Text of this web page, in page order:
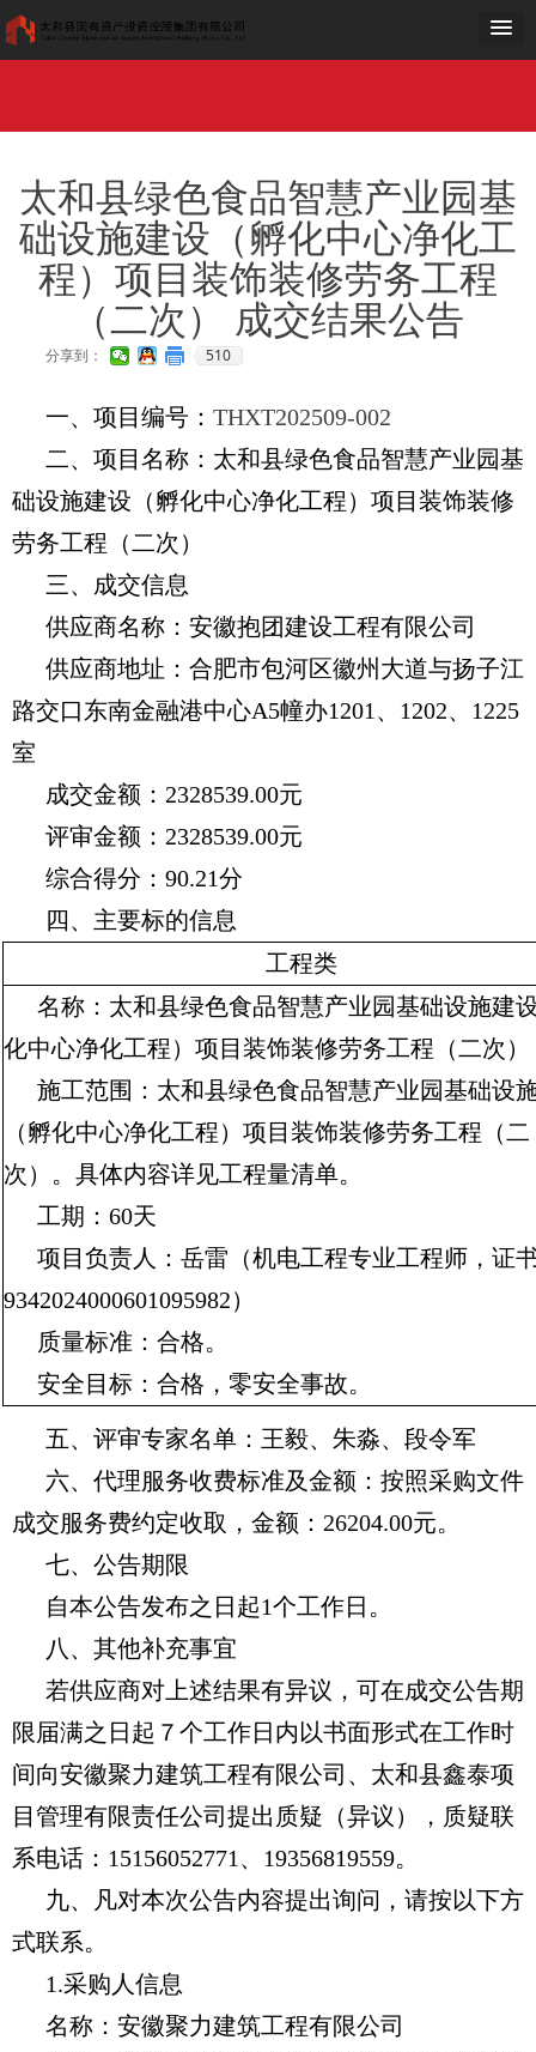
太和县绿色食品智慧产业园基
础设施建设（孵化中心净化工
程）项目装饰装修劳务工程
（二次） 成交结果公告
一、项目编号： THXT202509-002
二、项目名称： 太和县绿色食品智慧产业园基
础设施建设（孵化中心净化工程）项目装饰装修
劳务工程（二次）
三、成交信息
供应商名称： 安徽抱团建设工程有限公司
供应商地址：合肥市包河区徽州大道与扬子江
路交口东南金融港中心A5幢办1201、1202、1225
室
成交金额：2328539.00元
评审金额：2328539.00元
综合得分：90.21分
四、主要标的信息
工程类
名称： 太和县绿色食品智慧产业园基础设施建
化中心净化工程）项目装饰装修劳务工程（二次）
施工范围： 太和县绿色食品智慧产业园基础设
（孵化中心净化工程）项目装饰装修劳务工程（二
次） 。具体内容详见工程量清单。
工期：60天
项目负责人：岳雷（机电工程专业工程师，证
9342024000601095982）
质量标准：合格。
安全目标：合格，零安全事故。
五、评审专家名单： 王毅、朱淼、段令军
六、代理服务收费标准及金额： 按照采购文件
成交服务费约定收取，金额：26204.00元。
七、公告期限
自本公告发布之日起1个工作日。
八、其他补充事宜
若供应商对上述结果有异议，可在成交公告期
限届满之日起７个工作日内以书面形式在工作时
间向安徽聚力建筑工程有限公司、太和县鑫泰项
目管理有限责任公司提出质疑（异议），质疑联
系电话： 15156052771 、19356819559。
九、凡对本次公告内容提出询问，请按以下方
式联系。
1.采购人信息
名称：安徽聚力建筑工程有限公司
分享到： 510